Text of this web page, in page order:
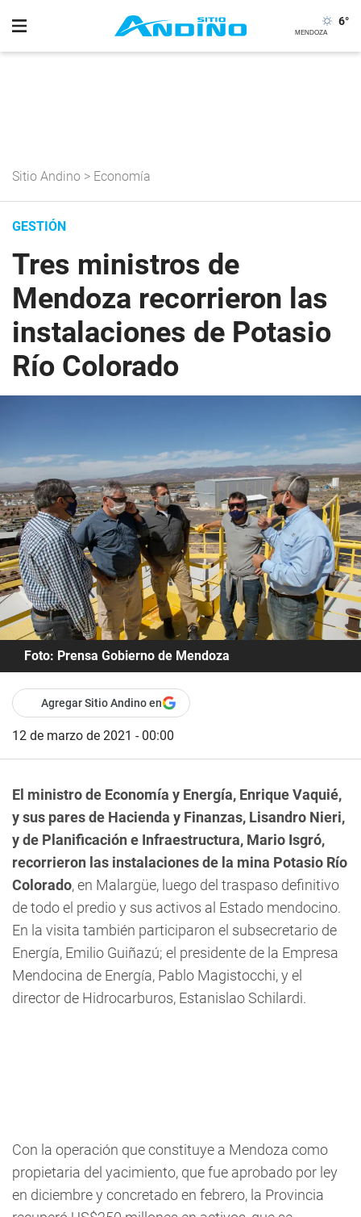
6°
Sitio Andino > Economía
GESTIÓN
Tres ministros de
Mendoza recorrieron las
instalaciones de Potasio
Río Colorado
Foto: Prensa Gobierno de Mendoza
Agregar Sitio Andino en
12 de marzo de 2021 - 00:00
El ministro de Economía y Energía, Enrique Vaquié,
y sus pares de Hacienda y Finanzas, Lisandro Nieri,
y de Planificación e Infraestructura, Mario Isgró,
recorrieron las instalaciones de la mina Potasio Río
Colorado, en Malargüe, luego del traspaso definitivo
de todo el predio y sus activos al Estado mendocino.
En la visita también participaron el subsecretario de
Energía, Emilio Guiñazú; el presidente de la Empresa
Mendocina de Energía, Pablo Magistocchi, y el
director de Hidrocarburos, Estanislao Schilardi.
Con la operación que constituye a Mendoza como
propietaria del yacimiento, que fue aprobado por ley
en diciembre y concretado en febrero, la Provincia